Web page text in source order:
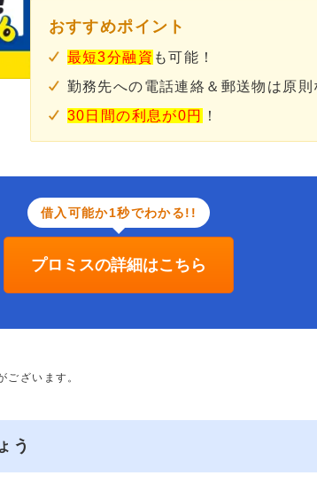
おすすめポイント
最短3分融資 も可能！
勤務先への電話連絡＆郵送物は原則
30日間の利息が0円
！
借入可能か1秒でわかる!!
プロミスの詳細はこちら
ざいます。
う